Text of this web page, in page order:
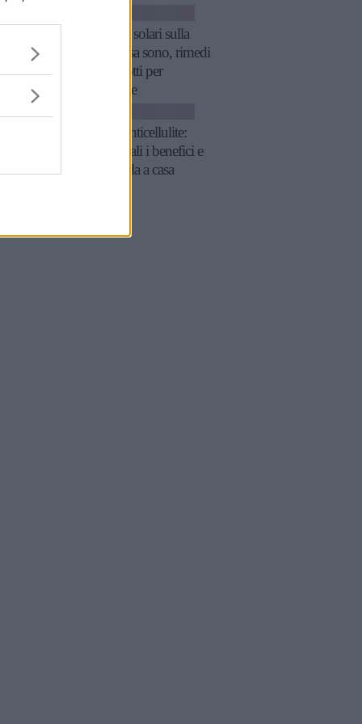
Macchie solari sulla
pelle: cosa sono, rimedi
e i prodotti per
eliminarle
Crema anticellulite:
cos'è, quali i benefici e
come farla a casa